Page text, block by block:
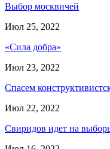
Выбор москвичей
Июл 25, 2022
«Сила добра»
Июл 23, 2022
Спасем
Июл 22, 2022
Свиридов идет на